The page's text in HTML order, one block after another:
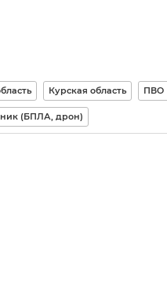
Курская область ПВО
(БПЛА, дрон)